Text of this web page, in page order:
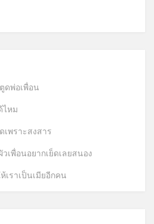
ดพ่อเพื่อน
ไหม
เพราะสงสาร
วเพื่อนอยากเย็ดเลยสนอง
เราเป็นเมียอีกคน